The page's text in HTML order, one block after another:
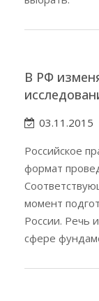
В РФ
03.11.2015
Российское
формат
момент
России. Речь
сфере